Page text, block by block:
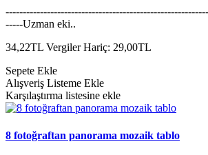
-----Uzman eki..
34,22TL Vergiler Hariç: 29,00TL
Sepete Ekle
Alışveriş Listeme Ekle
Karşılaştırma listesine ekle
8 fotoğraftan panorama mozaik tablo